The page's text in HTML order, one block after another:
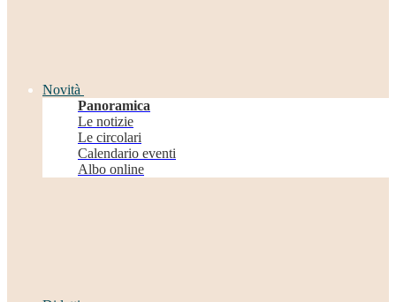
Novità
Panoramica
Le notizie
Le circolari
Calendario eventi
Albo online